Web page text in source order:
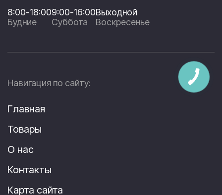
8:00-18:00
Будние
9:00-16:00
Суббота
Выходной
Воскресенье
Навигация по сайту:
Главная
Товары
О нас
Контакты
Карта сайта